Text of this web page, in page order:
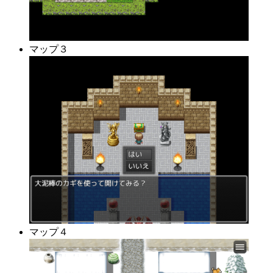
マップ３
マップ４